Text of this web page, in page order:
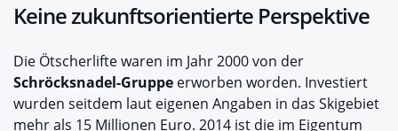
Keine zukunftsorientierte Perspektive
Die Ötscherlifte waren im Jahr 2000 von der
Schröcksnadel-Gruppe erworben worden. Investiert
wurden seitdem laut eigenen Angaben in das Skigebiet
mehr als 15 Millionen Euro. 2014 ist die im Eigentum